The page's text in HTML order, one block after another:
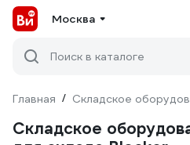
Москва
Поиск в каталоге
Главная / Складское
Складское